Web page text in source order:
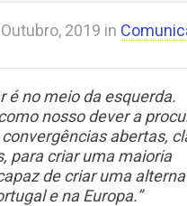
2019 in
é no meio da esquerda.
nosso dever a
abertas,
para criar uma maioria
de criar uma
e na Europa.”